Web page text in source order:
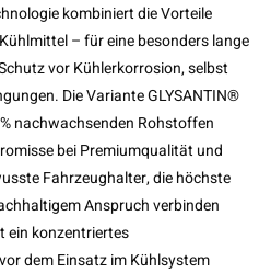
kombiniert die Vorteile
– für eine besonders lange
vor Kühlerkorrosion, selbst
Die Variante GLYSANTIN®
nachwachsenden Rohstoffen
bei Premiumqualität und
Fahrzeughalter, die höchste
Anspruch verbinden
ein konzentriertes
dem Einsatz im Kühlsystem